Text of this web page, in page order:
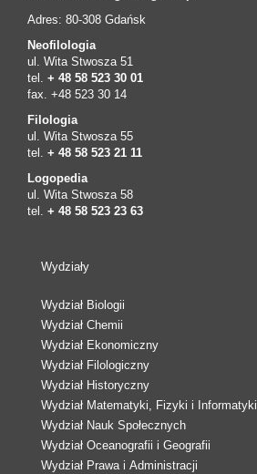
Adres: 80-308 Gdańsk
Neofilologia
ul. Wita Stwosza 51
tel. + 48 58 523 30 01
fax. +48 523 30 14
Filologia
ul. Wita Stwosza 55
tel. + 48 58 523 21 11
Logopedia
ul. Wita Stwosza 58
tel. + 48 58 523 23 63
Wydziały
Wydział Biologii
Wydział Chemii
Wydział Ekonomiczny
Wydział Filologiczny
Wydział Historyczny
Wydział Matematyki, Fizyki i Informatyki
Wydział Nauk Społecznych
Wydział Oceanografii i Geografii
Wydział Prawa i Administracji